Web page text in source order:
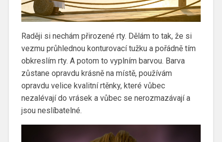
Raději si nechám přirozené rty. Dělám to tak, že si
vezmu průhlednou konturovací tužku a pořádně tím
obkreslím rty. A potom to vyplním barvou. Barva
zůstane opravdu krásně na místě, používám
opravdu velice kvalitní rtěnky, které vůbec
nezalévají do vrásek a vůbec se nerozmazávají a
jsou neslíbatelné.